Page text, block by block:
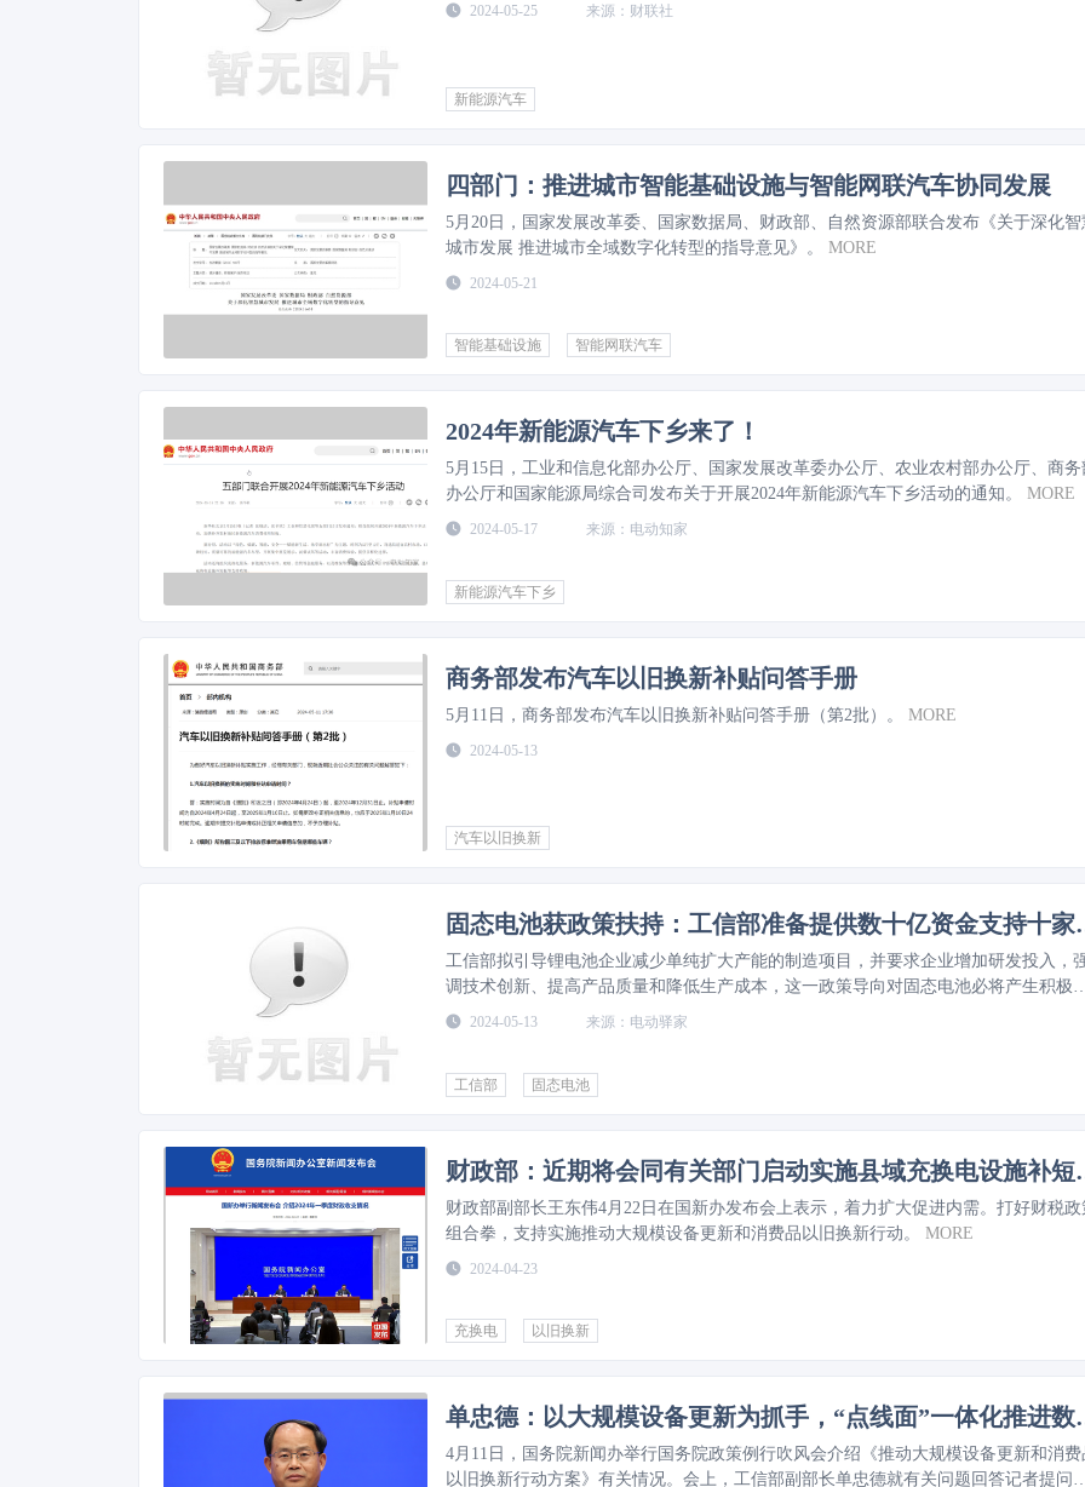
2024-05-25 财联社
新能源汽车
四部门：推进城市智能基础设施与智能网联汽车协同发展
5月20日，国家发展改革委、国家数据局、财政部、自然资源部联合发布《关于深化智
城市发展 推进城市全域数字化转型的指导意见》。
MORE
2024-05-21
智能基础设施 智能网联汽车
2024年新能源汽车下乡来了！
5月15日，工业和信息化部办公厅、国家发展改革委办公厅、农业农村部办公厅、商务
办公厅和国家能源局综合司发布关于开展2024年新能源汽车下乡活动的通知。
MORE
2024-05-17 ​电动知家
新能源汽车下乡
商务部发布汽车以旧换新补贴问答手册
​5月11日，商务部发布汽车以旧换新补贴问答手册（第2批）。 MORE
2024-05-13
汽车以旧换新
固态电池获政
工信部拟引导锂电池企业减少单纯扩大产能的制造项目，并要求企业增加研发投入，
调技术创新、提高产品质量和降低生产成本，这一政策导向对固态电池必将产生积极
响。 MORE
2024-05-13 电动驿家
工信部 固态电池
财政部：近期
财政部副部长王东伟4月22日在国新办发布会上表示，着力扩大促进内需。打好财税政
组合拳，支持实施推动大规模设备更新和消费品以旧换新行动。
MORE
2024-04-23
充换电 以旧换新
单忠德：以大
4月11日，国务院新闻办举行国务院政策例行吹风会介绍《推动大规模设备更新和消费
以旧换新行动方案》有关情况。会上，工信部副部长单忠德就有关问题回答记者提问